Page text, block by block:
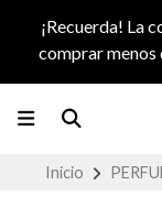
¡Recuerda! La
comprar menos
Inicio